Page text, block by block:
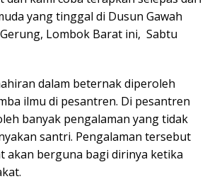
yang tinggal di Dusun Gawah
Lombok Barat ini, Sabtu
dalam beternak diperoleh
ilmu di pesantren. Di pesantren
banyak pengalaman yang tidak
santri. Pengalaman tersebut
akan berguna bagi dirinya ketika